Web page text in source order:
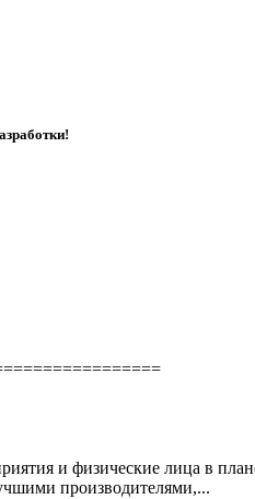
и физические лица в
производителями,...